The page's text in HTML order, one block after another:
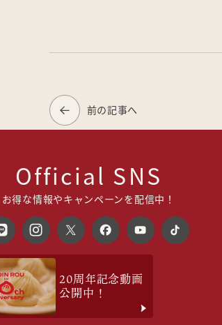
前の記事へ
Official SNS
お得な情報やキャンペーンを配信中！
20周年記念動画
公開中！